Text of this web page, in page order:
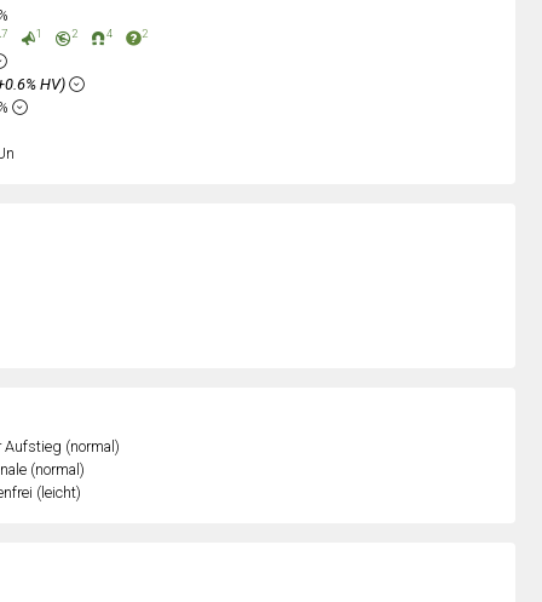
Aufstieg (normal)
(normal)
(leicht)
7 1 2 4 2
HV)